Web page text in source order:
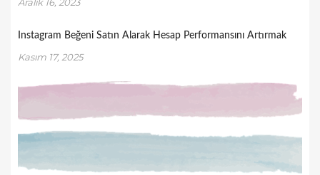
Instagram Beğeni Satın Alarak Hesap Performansını Artırmak
Kasım 17, 2025